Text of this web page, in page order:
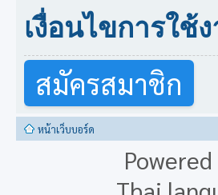
เงื่อนไขการใช้
สมัครสมาชิก
หน้าเว็บบอร์ด
Powered